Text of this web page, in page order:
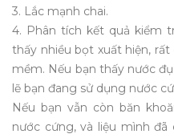
3. Lắc mạnh chai.
4. Phân tích kết quả kiểm
thấy nhiều bọt xuất hiện,
mềm. Nếu bạn thấy nước
lẽ bạn đang sử dụng nước
Nếu bạn vẫn còn băn
nước cứng, và liệu mình